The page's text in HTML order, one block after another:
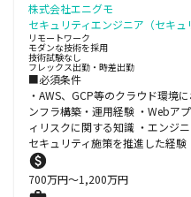
株式会社エニグモ
セキュリティエンジニア（セキュ
リモートワーク
モダンな技術を採用
技術試験なし
フレックス出勤・時差出勤
■必須条件
・AWS、GCP等のクラウド環境
ンフラ構築・運用経験 ・Webア
ィリスクに関する知識 ・エンジ
セキュリティ施策を推進した経験
700万円〜1,200万円